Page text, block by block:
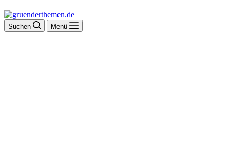
Suchen Menü